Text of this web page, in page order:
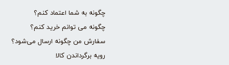
چگونه به شما اعتماد کنم؟
چگونه می توانم خرید کنم؟
سفارش من چگونه ارسال می‌شود؟
رویه برگرداندن کالا